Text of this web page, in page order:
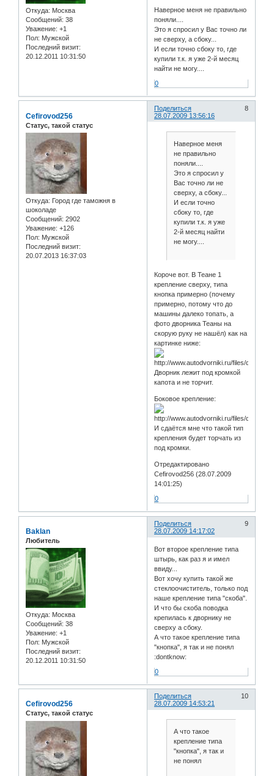
Откуда: Москва
Сообщений: 38
Уважение: +1
Пол: Мужской
Последний визит:
20.12.2011 10:31:50
Наверное меня не правильно
поняли....
Это я спросил у Вас точно ли
не сверху, а сбоку...
И если точно сбоку то, где
купили т.к. я уже 2-й месяц
найти не могу....
0
Поделиться
8
28.07.2009 13:56:16
Cefirovod256
Статус, такой статус
Откуда: Город где таможня в
шоколаде
Сообщений: 2902
Уважение: +126
Пол: Мужской
Последний визит:
20.07.2013 16:37:03
Наверное меня
не правильно
поняли....
Это я спросил у
Вас точно ли не
сверху, а сбоку...
И если точно
сбоку то, где
купили т.к. я уже
2-й месяц найти
не могу....
Короче вот. В Теане 1
крепление сверху, типа
кнопка примерно (почему
примерно, потому что до
машины далеко топать, а
фото дворника Теаны на
скорую руку не нашёл) как на
картинке ниже:
Дворник лежит под кромкой
капота и не торчит.
Боковое крепление:
И сдаётся мне что такой тип
крепления будет торчать из
под кромки.
Отредактировано
Cefirovod256 (28.07.2009
14:01:25)
0
Поделиться
9
28.07.2009 14:17:02
Baklan
Любитель
Откуда: Москва
Сообщений: 38
Уважение: +1
Пол: Мужской
Последний визит:
20.12.2011 10:31:50
Вот второе крепление типа
штырь, как раз я и имел
ввиду...
Вот хочу купить такой же
стеклоочиститель, только под
наше крепление типа "скоба".
И что бы скоба поводка
крепилась к дворнику не
сверху а сбоку.
А что такое крепление типа
"кнопка", я так и не понял
:dontknow:
0
Поделиться
10
28.07.2009 14:53:21
Cefirovod256
Статус, такой статус
А что такое
крепление типа
"кнопка", я так и
не понял